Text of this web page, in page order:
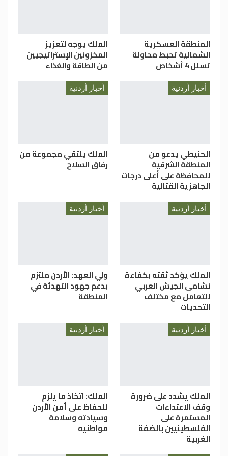
المنطقة العسكرية
الشمالية تحبط محاولة
تسلل 4 أشخاص
الملك يوجه لتعزيز
المخزونين الإستراتيجيين
من الطاقة والغذاء
أخبار أردنية
الحنيطي يدعو من
المنطقة الشرقية
للمحافظة على أعلى درجات
الجاهزية القتالية
أخبار أردنية
الملك يلتقي مجموعة من
رفاق السلاح
أخبار أردنية
الملك يؤكد ثقته بكفاءة
نشامى الجيش العربي
للتعامل مع مختلف
التحديات
أخبار أردنية
ولي العهد: الأردن ملتزم
بدعم جهود التهدئة في
المنطقة
أخبار أردنية
الملك يشدد على ضرورة
وقف الاعتداءات
المستمرة على
الفلسطينيين بالضفة
الغربية
أخبار أردنية
الملك: اتخاذ ما يلزم
للحفاظ على أمن الأردن
وسيادته وسلامة
مواطنيه